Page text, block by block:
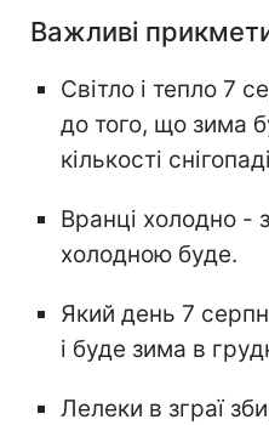
Важливі
Світло і тепло 7
до того, що зима
кількості
Вранці холодно -
холодною буде.
Який день 7
і буде зима в
Лелеки в зграї